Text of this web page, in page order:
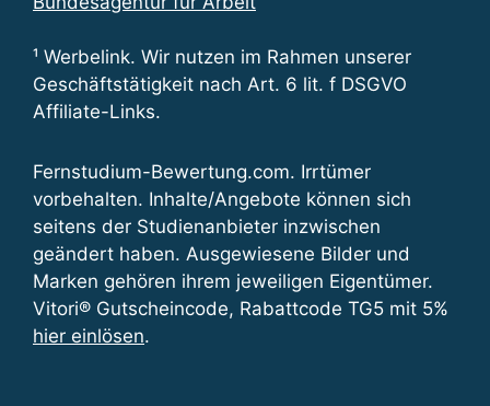
¹ Werbelink. Wir nutzen im Rahmen unserer
Geschäftstätigkeit nach Art. 6 lit. f DSGVO
Affiliate-Links.
Fernstudium-Bewertung.com. Irrtümer
vorbehalten. Inhalte/Angebote können sich
seitens der Studienanbieter inzwischen
geändert haben. Ausgewiesene Bilder und
Marken gehören ihrem jeweiligen Eigentümer.
Vitori® Gutscheincode, Rabattcode TG5 mit 5%
hier einlösen.